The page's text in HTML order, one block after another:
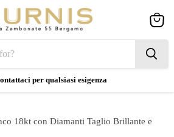
per qualsiasi esigenza
cart
18kt con Diamanti Taglio Brillante e